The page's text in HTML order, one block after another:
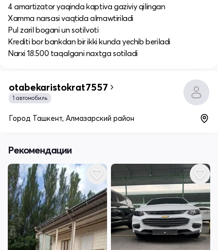
4 amartizator yaqinda kaptiva gaziviy qilingan
Xamma narsasi vaqtida almawtiriladi
Pul zaril bogani un sotilvoti
Krediti bor bankdan bir ikki kunda yechib beriladi
Narxi 18.500 taqalgani naxtga sotiladi
otabekaristokrat7557
1 автомобиль
Город Ташкент, Алмазарский район
Рекомендации